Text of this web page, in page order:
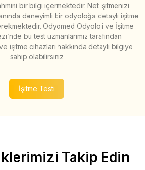
bir bilgi içermektedir. Net işitmenizi
deneyimli bir odyoloğa detaylı işitme
Odyomed Odyoloji ve İşitme
bu test uzmanlarımız tarafından
işitme cihazları hakkında detaylı bilgiye
sahip olabilirsiniz
İşitme Testi
Takip Edin